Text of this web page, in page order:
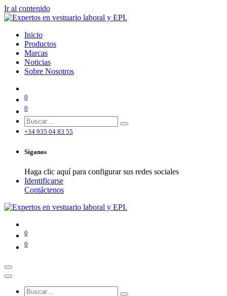
Ir al contenido
Inicio
Productos
Marcas
Noticias
Sobre Nosotros
0
0
+34 935 04 83 55
Síganos
Haga clic aquí para configurar sus redes sociales
Identificarse
Contáctenos
0
0